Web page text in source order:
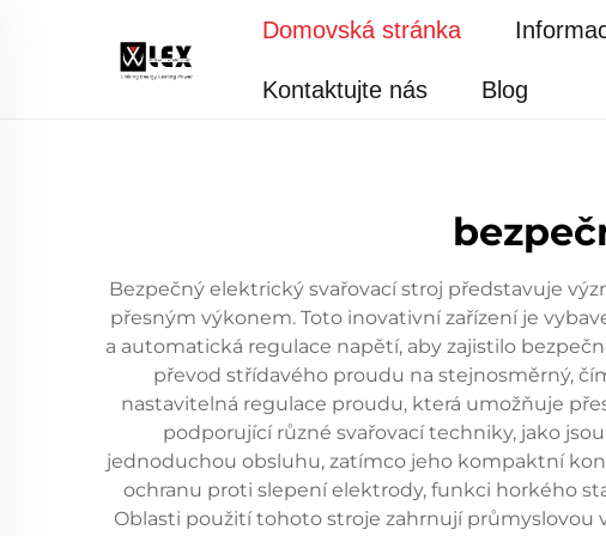
Domovská stránka
Kontaktujte nás Blog
Bezpečný elektrický svařovací stroj představuje
přesným výkonem. Toto inovativní zařízení je
a automatická regulace napětí, aby zajistilo
převod střídavého proudu na stejnosměrný,
nastavitelná regulace proudu, která umožňuje
podporující různé svařovací techniky, jako
jednoduchou obsluhu, zatímco jeho kompaktní
ochranu proti slepení elektrody, funkci horkého
Oblasti použití tohoto stroje zahrnují průmyslovou